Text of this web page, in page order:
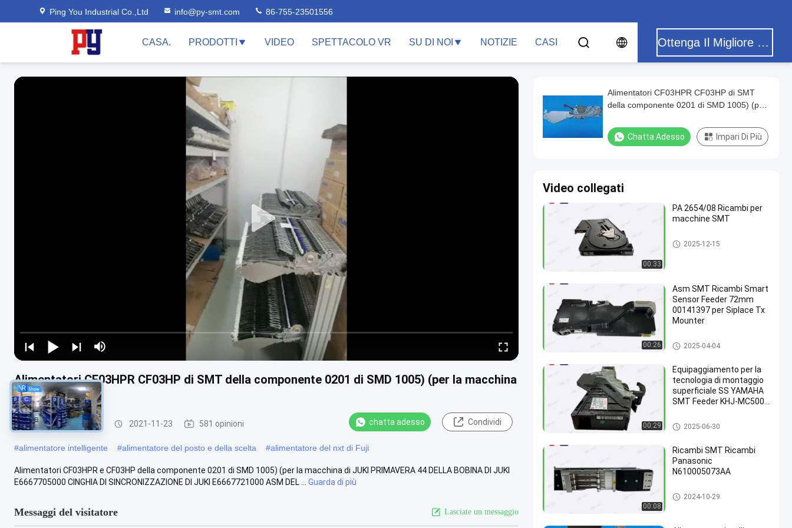
Ping You Industrial Co.,Ltd info@py-smt.com 86-755-23501556
CASA. PRODOTTI VIDEO SPETTACOLO VR SU DI NOI NOTIZIE CASI Ottenga Il Migliore Prezzo
Alimentatori CF03HPR CF03HP di SMT della componente 0201 di SMD 1005) (per la macchina
di JUKI
Alimentatore di Smt 2021-11-23 581 opinioni chatta adesso Condividi
#alimentatore intelligente #alimentatore del posto e della scelta #alimentatore del nxt di Fuji
Alimentatori CF03HPR e CF03HP della componente 0201 di SMD 1005) (per la macchina di JUKI PRIMAVERA 44 DELLA BOBINA DI JUKI
E6667705000 CINGHIA DI SINCRONIZZAZIONE DI JUKI E6667721000 ASM DEL ...
Guarda di più
Messaggi del visitatore Lasciate un messaggio
Alimentatori CF03HPR CF03HP di SMT
della componente 0201 di SMD 1005) (per
Chatta Adesso Impari Di Più
Video collegati
00:33
PA 2654/08 Ricambi per
macchine SMT
Alimentatore di Smt
2025-12-15
00:26
Asm SMT Ricambi Smart
Sensor Feeder 72mm
00141397 per Siplace Tx
Mounter
Alimentatore di Smt
2025-04-04
00:29
Equipaggiamento per la
tecnologia di montaggio
superficiale SS YAMAHA
SMT Feeder KHJ-MC500-
Alimentatore di Smt
2025-06-30
00:08
Ricambi SMT Ricambi
Panasonic
N610005073AA
Alimentatore di Smt
2024-10-29